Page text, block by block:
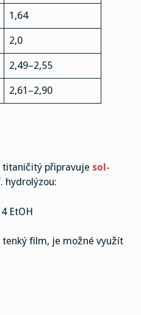
1,64
2,0
2,49–2,55
2,61–2,90
titaničitý připravuje sol-
hydrolýzou:
EtOH
film, je možné využít